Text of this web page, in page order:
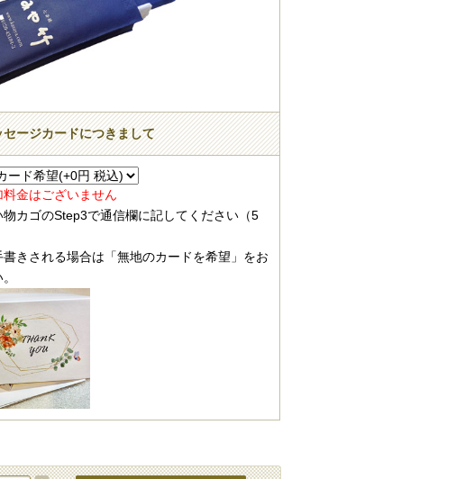
ージカードにつきまして
金はございません
カゴのStep3で通信欄に記してください（5
きされる場合は「無地のカードを希望」をお